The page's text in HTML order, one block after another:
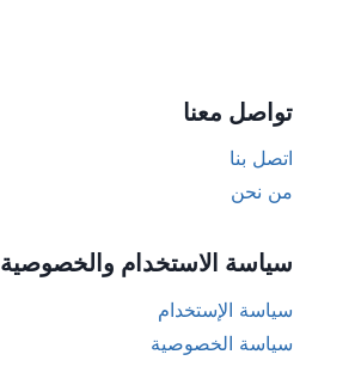
تواصل معنا
اتصل بنا
من نحن
سياسة الاستخدام والخصوصية
سياسة الإستخدام
سياسة الخصوصية